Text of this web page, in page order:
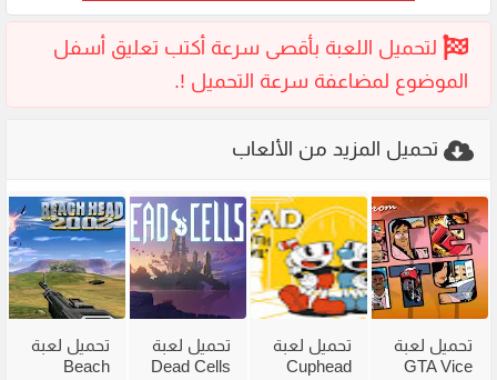
تحميل المزيد من الألعاب
تحميل لعبة
GTA Vice
تحميل لعبة
Cuphead
تحميل لعبة
Dead Cells
تحميل لعبة
Beach